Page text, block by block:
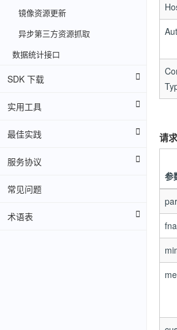
镜像资源更新
异步第三方资源抓取
数据统计接口
SDK 下载
实用工具
最佳实践
服务协议
常见问题
术语表
请
参